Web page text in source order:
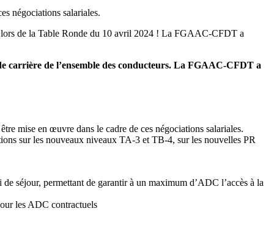
négociations salariales.
de la Table Ronde du 10 avril 2024 ! La FGAAC-CFDT a
carrière de l’ensemble des conducteurs. La FGAAC-CFDT a
mise en œuvre dans le cadre de ces négociations salariales.
sur les nouveaux niveaux TA-3 et TB-4, sur les nouvelles PR
séjour, permettant de garantir à un maximum d’ADC l’accès à la
les ADC contractuels